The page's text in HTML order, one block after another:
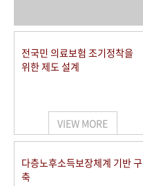
사진 아카이브 문서 기록물
50+1 주년 기념
세계와 함께 한 KIHASA
VR 역사관
전국민 의료보험 조기정착을
위한 제도 설계
VIEW MORE
다층노후소득보장체계 기반 구
축